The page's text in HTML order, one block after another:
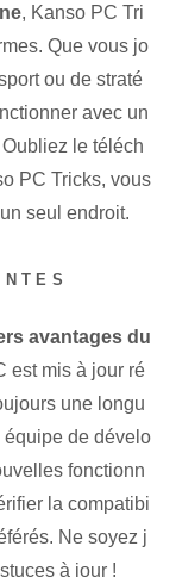
, Kanso PC Tri
Que vous jo
ou de straté
avec un
le téléch
PC Tricks, vous
seul endroit.
avantages du
est mis à jour ré
une longu
équipe de dévelo
fonctionn
la compatibi
Ne soyez j
à jour !